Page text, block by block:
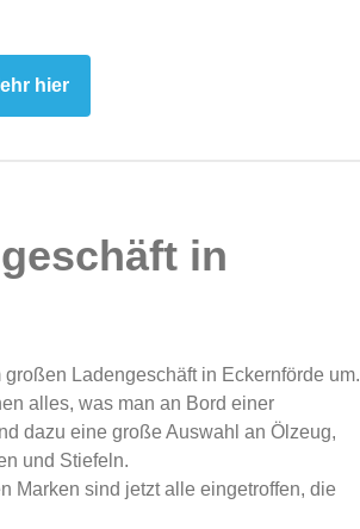
hier
in
Ladengeschäft in Eckernförde um.
alles, was man an Bord einer
dazu eine große Auswahl an Ölzeug,
und Stiefeln.
Marken sind jetzt alle eingetroffen, die